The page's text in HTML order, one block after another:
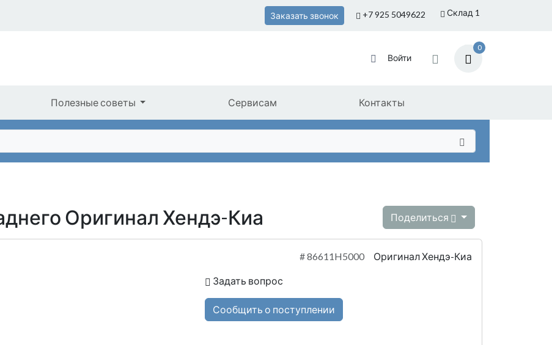
Склад 1
Заказать звонок +7 925 5049622
Войти
0
Полезные советы Сервисам Контакты
Оригинал Хендэ-Киа Поделиться
#86611H5000 Оригинал Хендэ-Киа
Задать вопрос
Сообщить о поступлении